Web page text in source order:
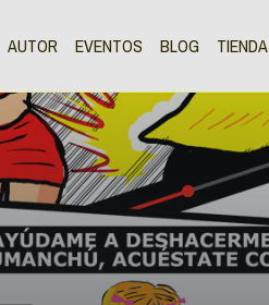
AUTOR EVENTOS BLOG TIENDA